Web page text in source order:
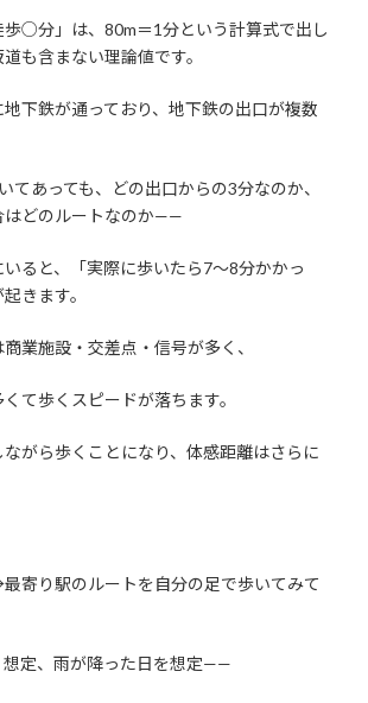
歩○分」は、80m＝1分という計算式で出し
も含まない理論値です。
下鉄が通っており、地下鉄の出口が複数
てあっても、どの出口からの3分なのか、
はどのルートなのか——
ると、「実際に歩いたら7〜8分かかっ
きます。
業施設・交差点・信号が多く、
て歩くスピードが落ちます。
がら歩くことになり、体感距離はさらに
寄り駅のルートを自分の足で歩いてみて
想定、雨が降った日を想定——